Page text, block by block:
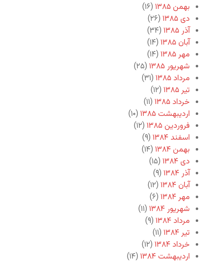
بهمن ۱۳۸۵
(۱۶)
دی ۱۳۸۵
(۲۶)
آذر ۱۳۸۵
(۳۴)
آبان ۱۳۸۵
(۱۴)
مهر ۱۳۸۵
(۱۴)
شهریور ۱۳۸۵
(۲۵)
مرداد ۱۳۸۵
(۳۱)
تیر ۱۳۸۵
(۱۲)
خرداد ۱۳۸۵
(۱۱)
اردیبهشت ۱۳۸۵
(۱۰)
فروردین ۱۳۸۵
(۱۲)
اسفند ۱۳۸۴
(۹)
بهمن ۱۳۸۴
(۱۴)
دی ۱۳۸۴
(۱۵)
آذر ۱۳۸۴
(۹)
آبان ۱۳۸۴
(۱۲)
مهر ۱۳۸۴
(۶)
شهریور ۱۳۸۴
(۱۱)
مرداد ۱۳۸۴
(۹)
تیر ۱۳۸۴
(۱۱)
خرداد ۱۳۸۴
(۱۲)
اردیبهشت ۱۳۸۴
(۱۴)